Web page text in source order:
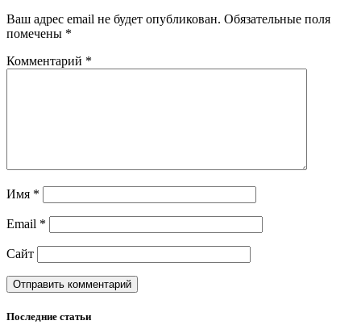
Ваш адрес email не будет опубликован. Обязательные поля
помечены *
Комментарий *
Имя *
Email *
Сайт
Последние статьи